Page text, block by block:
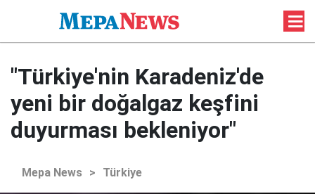
"Türkiye'nin Karadeniz'de
yeni bir doğalgaz keşfini
duyurması bekleniyor"
Mepa News > Türkiye